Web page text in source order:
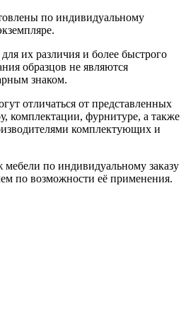
по индивидуальному
их различия и более быстрого
образцов не являются
знаком.
отличаться от представленных
комплектации, фурнитуре, а также
комплектующих и
по индивидуальному заказу
по возможности её применения.